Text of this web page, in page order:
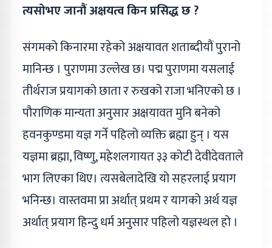
त्यसोभए जानौं अक्षयत्व किन प्रसिद्ध छ ?
संगमको किनारमा रहेको अक्षयावत शताब्दीयौं पुरानो
मानिन्छ । पुराणमा उल्लेख छ। पद्म पुराणमा यसलाई
तीर्थराज प्रयागको छाता र रुखको राजा भनिएको छ ।
पौराणिक मान्यता अनुसार अक्षयावत मुनि बनेको
हवनकुण्डमा यज्ञ गर्ने पहिलो व्यक्ति ब्रह्मा हुन् । यस
यज्ञमा ब्रह्मा, विष्णु, महेशलगायत ३३ कोटी देवीदेवताले
भाग लिएका थिए। त्यसबेलादेखि यो सहरलाई प्रयाग
भनिन्छ। वास्तवमा प्रा अर्थात् प्रथम र यागको अर्थ यज्ञ
अर्थात् प्रयाग हिन्दु धर्म अनुसार पहिलो यज्ञस्थल हो ।